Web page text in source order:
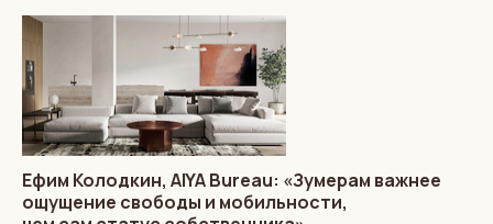
Ефим Колодкин, AIYA Bureau: «Зумерам важнее
ощущение свободы и мобильности,